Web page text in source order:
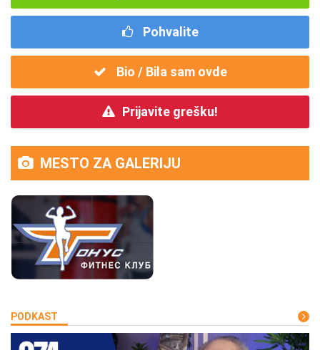
Pohvalite
Bio / Bila sam ovde
Prijavite grešku!
MESTO ZA GALERIJU
PODKAST